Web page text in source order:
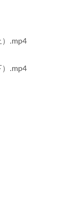
）.mp4
）.mp4